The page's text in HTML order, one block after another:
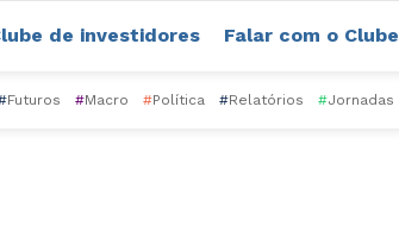
de investidores Falar com o Clube
Futuros #Macro #Política #Relatórios #Jornadas